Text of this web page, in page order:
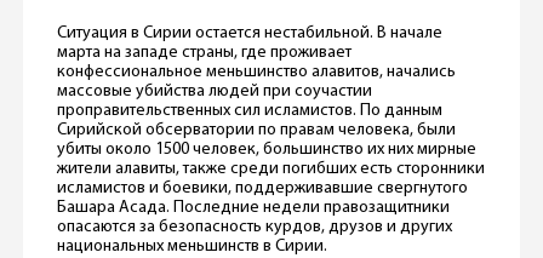
Ситуация в Сирии остается нестабильной. В начале
марта на западе страны, где проживает
конфессиональное меньшинство алавитов, начались
массовые убийства людей при соучастии
проправительственных сил исламистов. По данным
Сирийской обсерватории по правам человека, были
убиты около 1500 человек, большинство их них мирные
жители алавиты, также среди погибших есть сторонники
исламистов и боевики, поддерживавшие свергнутого
Башара Асада. Последние недели правозащитники
опасаются за безопасность курдов, друзов и других
национальных меньшинств в Сирии.